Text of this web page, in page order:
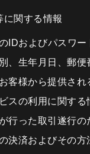
関する情報
IDおよびパスワー
、生年月日、郵便
客様から提供さ
スの利用に関する
行った取引遂行
決済およびその方